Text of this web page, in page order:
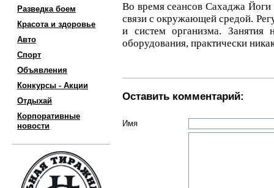
Разведка боем
Красота и здоровье
Авто
Спорт
Объявления
Конкурсы - Акции
Отдыхай
Корпоративные
новости
Во время сеансов Сахаджа Йоги
связи с окружающей средой.
и систем организма. Занятия
оборудования, практически
Оставить комментарий:
Имя